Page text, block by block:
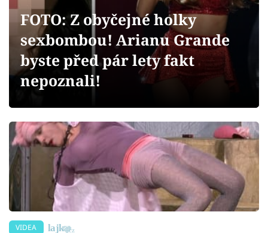
Videa
Sledujte prima+
Sledujte nás
FOTO: Z obyčejné holky
sexbombou! Arianu Grande
byste před pár lety fakt
nepoznali!
VIDEA